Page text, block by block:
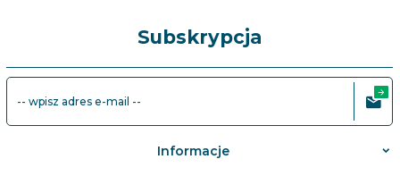
Subskrypcja
-- wpisz adres e-mail --
Informacje